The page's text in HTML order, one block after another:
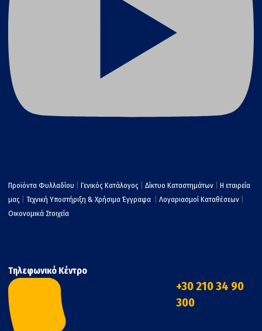
Προϊόντα Φυλλαδίου Γενικός Κατάλογος Δίκτυο Καταστημάτων
Η εταιρεία
μας
Τεχνική Υποστήριξη & Χρήσιμα Έγγραφα Λογαριασμοί Καταθέσεων
Οικονομικά Στοιχεία
Τηλεφωνικό Κέντρο
+30 210 34 90
300